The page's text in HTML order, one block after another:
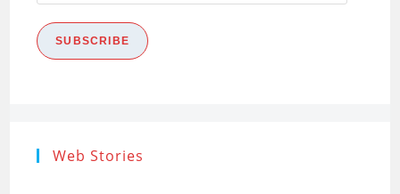
enter
valid
Email
SUBSCRIBE
Web Stories
Research
Ethics (शोध